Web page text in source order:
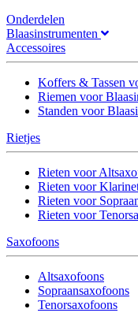
Onderdelen
Blaasinstrumenten
Accessoires
Koffers & Tassen
Riemen voor
Standen voor
Rietjes
Rieten voor
Rieten voor
Rieten voor
Rieten voor
Saxofoons
Altsaxofoons
Sopraansaxofoons
Tenorsaxofoons